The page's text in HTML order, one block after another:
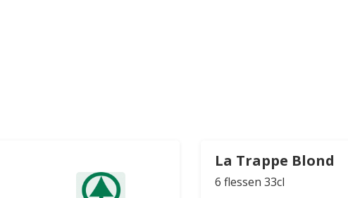
La Trappe Blond
6 flessen 33cl